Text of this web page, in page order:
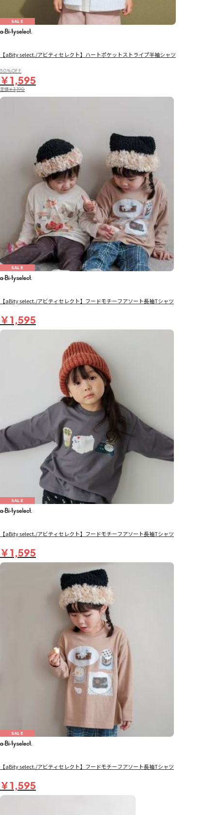
SALE
【aBity select./アビティセレクト】ハートポケットストライプ半袖シャツ
50％OFF
￥1,595
定価￥3,190
SALE
【aBity select./アビティセレクト】フードモチーフアソート長袖Tシャツ
￥1,595
SALE
【aBity select./アビティセレクト】フードモチーフアソート長袖Tシャツ
￥1,595
SALE
【aBity select./アビティセレクト】フードモチーフアソート長袖Tシャツ
￥1,595